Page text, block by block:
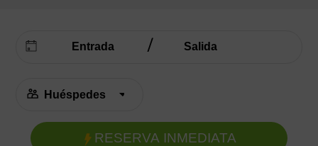
RESERVA INMEDIATA